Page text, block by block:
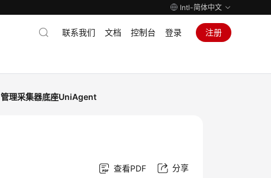
Intl-简体中文
联系我们 文档 控制台 登录 注册
管理采集器底座UniAgent
查看PDF 分享